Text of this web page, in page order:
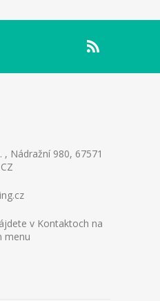
, Nádražní 980, 67571
v Kontaktoch na
menu